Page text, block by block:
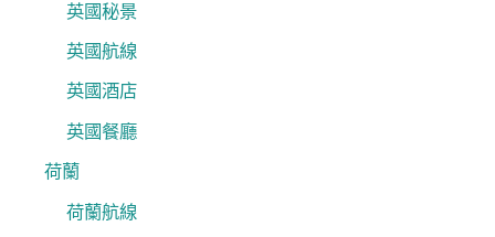
英國秘景
英國航線
英國酒店
英國餐廳
荷蘭
荷蘭航線